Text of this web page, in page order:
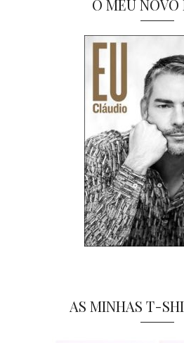
O MEU NOVO
AS MINHAS T-